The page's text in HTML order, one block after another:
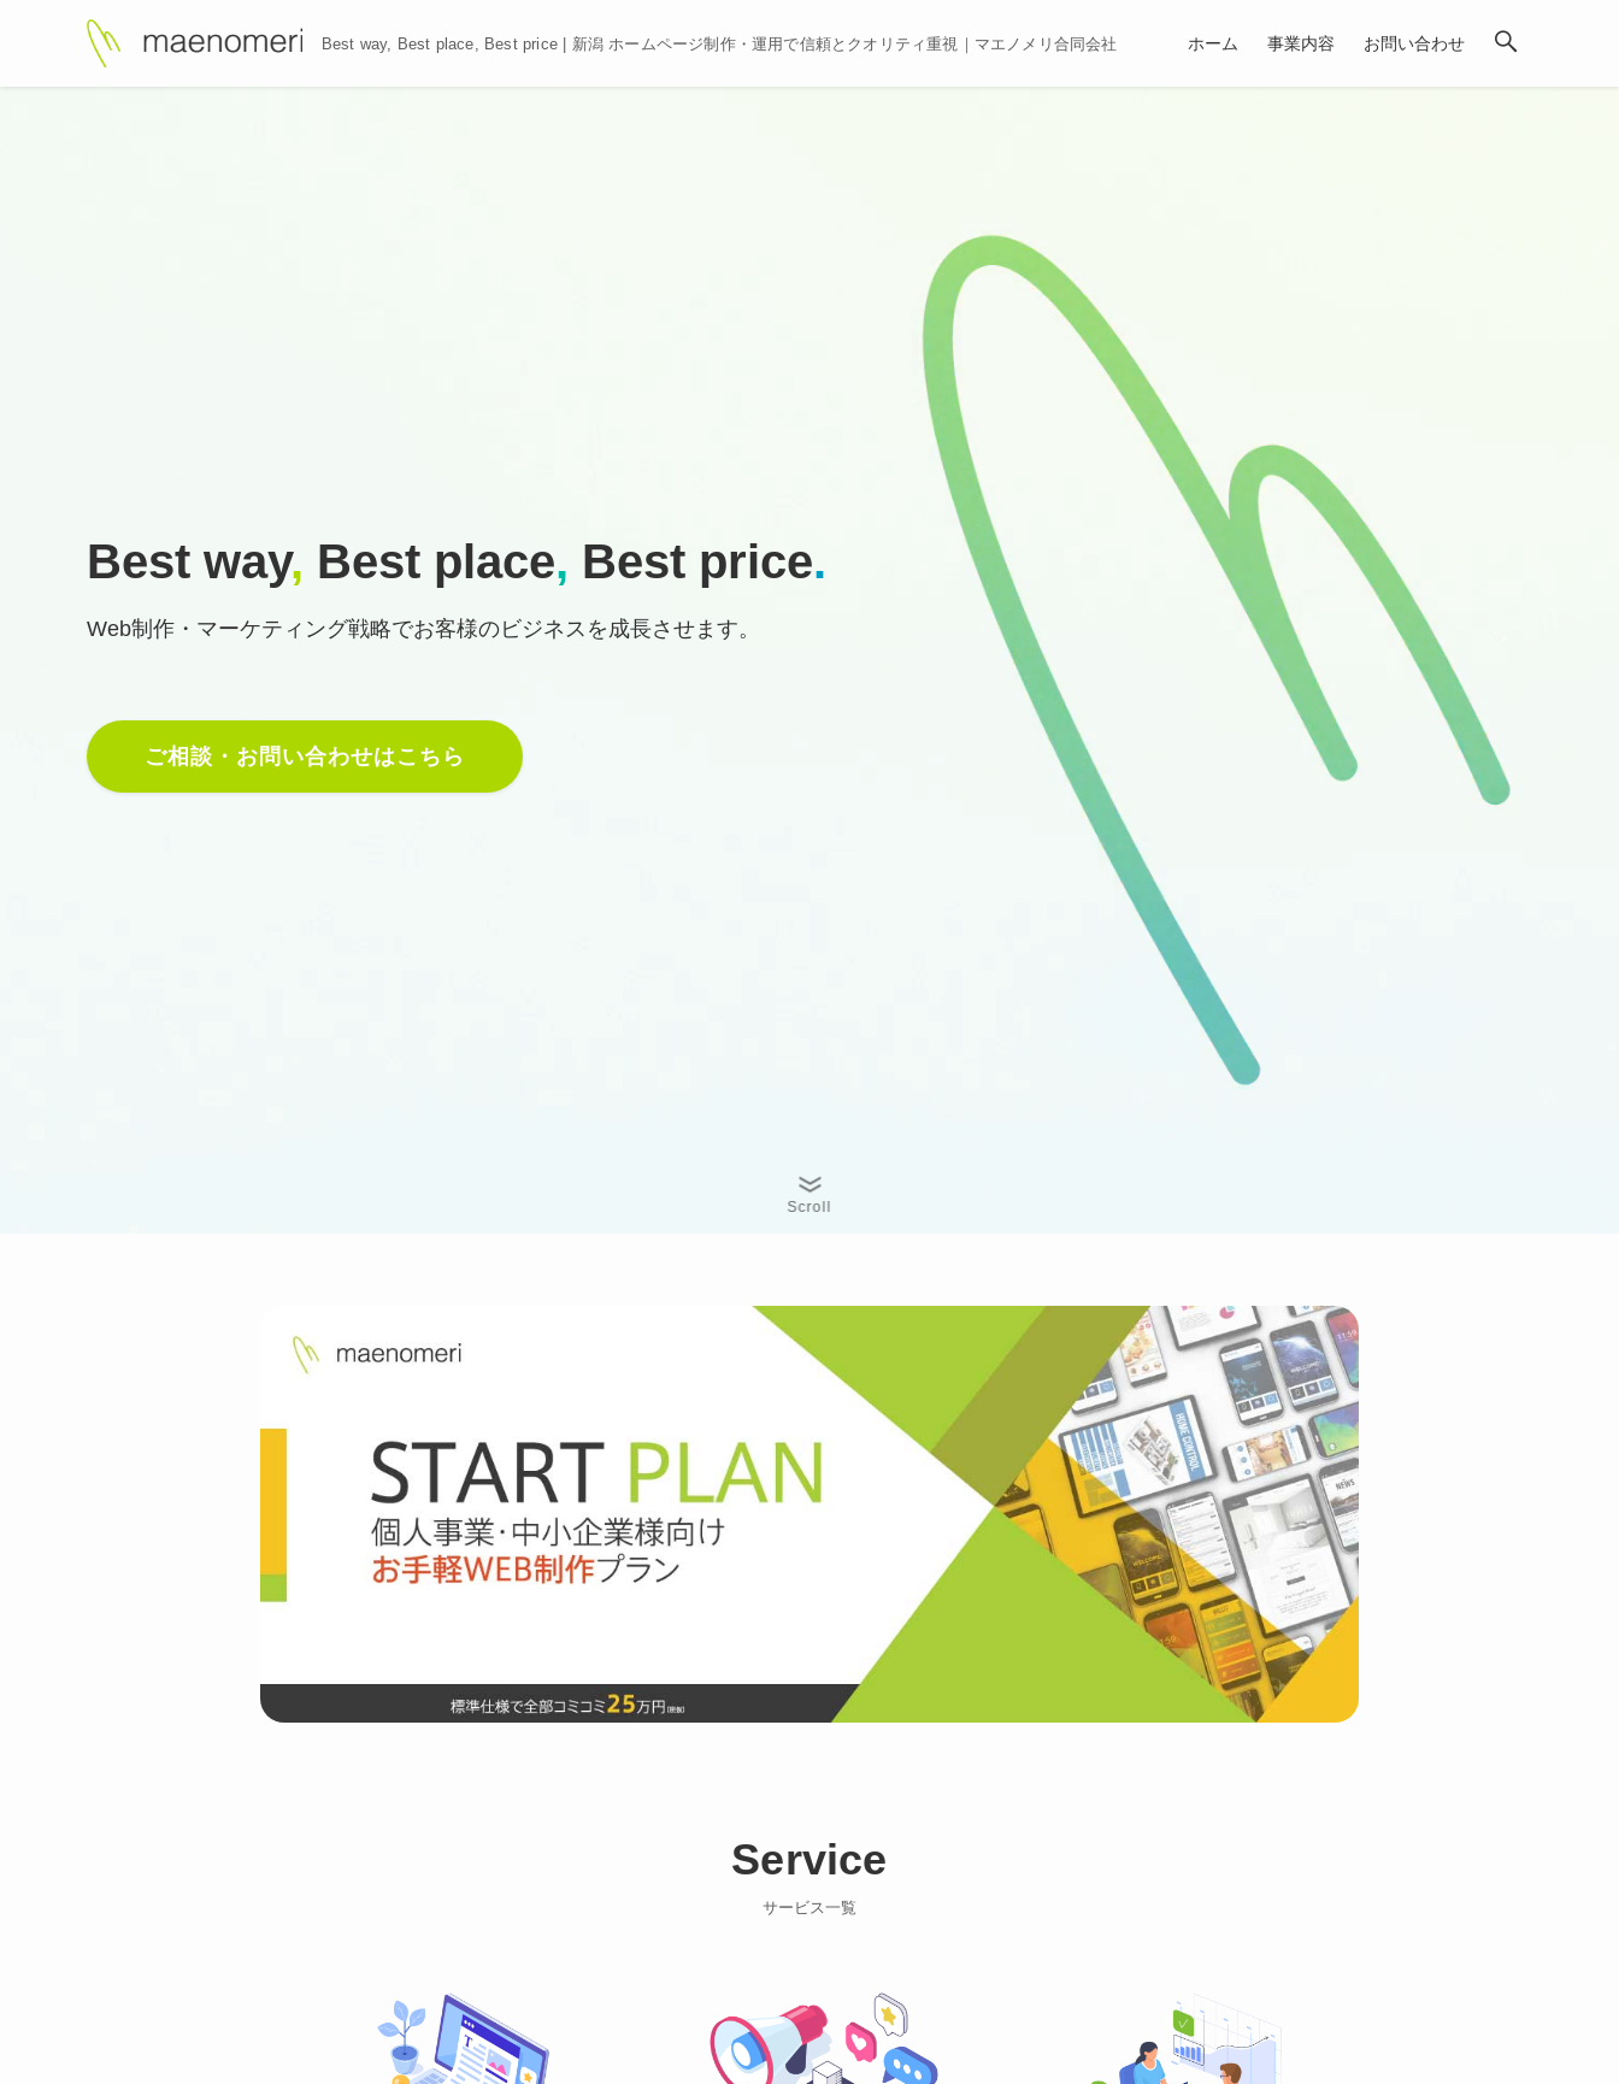
Best way, Best place, Best price | 新潟 ホームページ制作・運用で信頼とクオリティ重視｜マエノメリ合同会社 ホーム 事業内容 お問い合わせ
Best way, Best place, Best price.
Web制作・マーケティング戦略でお客様のビジネスを成長させます。
ご相談・お問い合わせはこちら
Scroll
Service
サービス一覧